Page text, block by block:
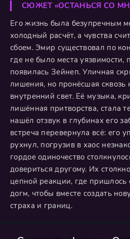
СЮЖЕТ «ОСТАНЬСЯ СО
Его жизнь была безупречным
холодный расчёт, а чувства
сбоем. Эмир существовал по
где не было места уязвимости,
появилась Зейнеп. Уличная
лишения, но пронёсшая сквозь
внутренний свет. Её музыка,
лишённая притворства, стала
нашёл отзвук в глубинах его
встреча перевернула всё: его
рухнул, погрузив в хаос
гордое одиночество
довериться другому. Их
цепной реакции, где пришлось
догм, чтобы вместе создать
страха и границ.